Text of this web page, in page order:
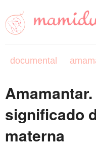
documental
significado
materna